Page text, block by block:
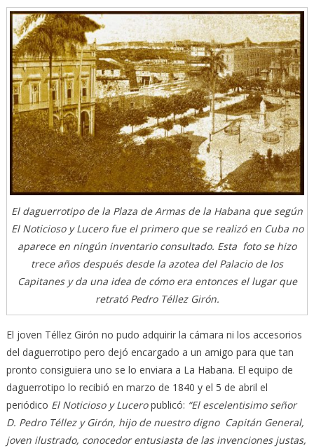
El daguerrotipo de la Plaza de Armas de la Habana que según
El Noticioso y Lucero fue el primero que se realizó en Cuba no
aparece en ningún inventario consultado. Esta foto se hizo
trece años después desde la azotea del Palacio de los
Capitanes y da una idea de cómo era entonces el lugar que
retrató Pedro Téllez Girón.
El joven Téllez Girón no pudo adquirir la cámara ni los accesorios
del daguerrotipo pero dejó encargado a un amigo para que tan
pronto consiguiera uno se lo enviara a La Habana. El equipo de
daguerrotipo lo recibió en marzo de 1840 y el 5 de abril el
periódico El Noticioso y Luceropublicó: “El escelentisimo señor
D. Pedro Téllez y Girón, hijo de nuestro digno Capitán General,
joven ilustrado, conocedor entusiasta de las invenciones justas,